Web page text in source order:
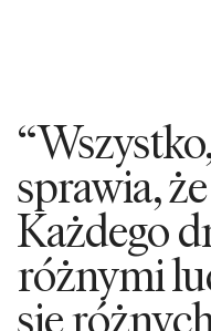
sprawia,
Każdego
różnymi
się